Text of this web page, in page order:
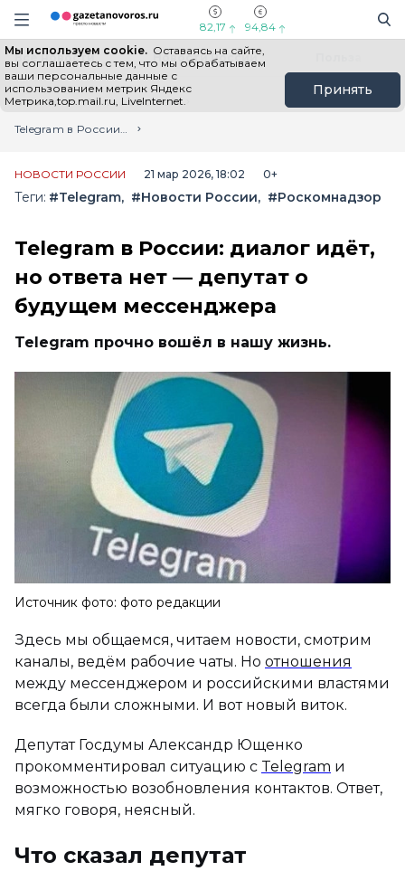
Информационный портал "ГазетаНоворос.ру"
Навигация сайта
82,17 94,84
Мы используем cookie. Оставаясь на сайте,
вы соглашаетесь с тем, что мы обрабатываем
ваши персональные данные с
использованием метрик Яндекс
Метрика,top.mail.ru, LiveInternet.
Принять
Все новости Новости России
Главная
Лента новостей
Telegram в России: диалог идёт, но ответа нет — депутат о будущем мессенджера
НОВОСТИ РОССИИ 21 мар 2026, 18:02 0+
Теги: #Telegram #Новости России #Роскомнадзор
Telegram в России: диалог идёт,
но ответа нет — депутат о
будущем мессенджера
Telegram прочно вошёл в нашу жизнь.
Источник фото: фото редакции
Здесь мы общаемся, читаем новости, смотрим
каналы, ведём рабочие чаты. Но отношения
между мессенджером и российскими властями
всегда были сложными. И вот новый виток.
Депутат Госдумы Александр Ющенко
прокомментировал ситуацию с Telegram и
возможностью возобновления контактов. Ответ,
мягко говоря, неясный.
Что сказал депутат